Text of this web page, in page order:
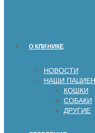
О КЛИНИКЕ
НОВОСТИ
НАШИ
КОШКИ
СОБАКИ
ДРУГИЕ